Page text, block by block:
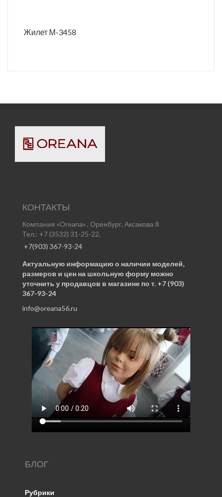
Жилет М-3458
КОНТАКТЫ
Компания «Oreana» , Оренбург, Аксакова 8
Тел.: +7 (3532) 31-25-22,
+7(903) 367-93-24
Актуальную информацию о наличии моделей,
размеров и цен на школьную форму можно
уточнить у продавцов в магазине по т. +7 (903)
367-93-24
info@oreana56.ru
БЛОГ
Рубрики